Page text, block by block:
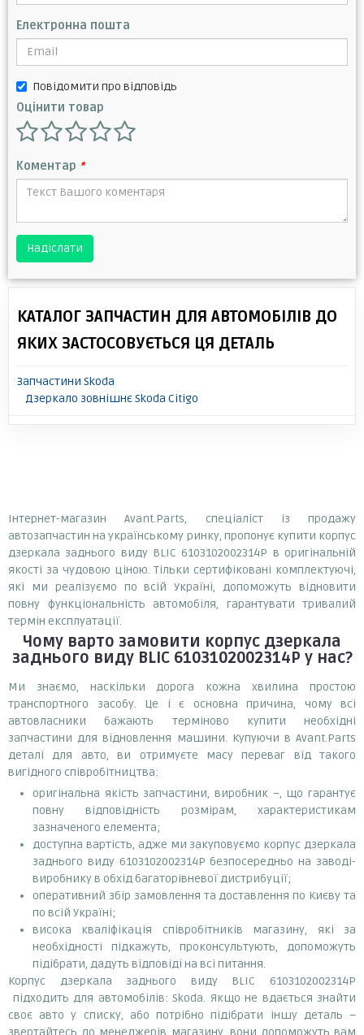
Електронна пошта
Повідомити про відповідь
Оцінити товар
Коментар *
Надіслати
КАТАЛОГ ЗАПЧАСТИН ДЛЯ АВТОМОБІЛІВ ДО
ЯКИХ ЗАСТОСОВУЄТЬСЯ ЦЯ ДЕТАЛЬ
Запчастини Skoda
Дзеркало зовнішнє Skoda Citigo
Інтернет-магазин Avant.Parts, спеціаліст із продажу
автозапчастин на українському ринку, пропонує купити корпус
дзеркала заднього виду BLIC 6103102002314P в оригінальній
якості за чудовою ціною. Тільки сертифіковані комплектуючі,
які ми реалізуємо по всій Україні, допоможуть відновити
повну функціональність автомобіля, гарантувати тривалий
термін експлуатації.
Чому варто замовити корпус дзеркала
заднього виду BLIC 6103102002314P у нас?
Ми знаємо, наскільки дорога кожна хвилина простою
транспортного засобу. Це і є основна причина, чому всі
автовласники бажають терміново купити необхідні
запчастини для відновлення машини. Купуючи в Avant.Parts
деталі для авто, ви отримуєте масу переваг від такого
вигідного співробітництва:
оригінальна якість запчастини, виробник –, що гарантує
повну відповідність розмірам, характеристикам
зазначеного елемента;
доступна вартість, адже ми закуповуємо корпус дзеркала
заднього виду 6103102002314P безпосередньо на заводі-
виробнику в обхід багаторівневої дистрибуції;
оперативний збір замовлення та доставлення по Києву та
по всій Україні;
висока кваліфікація співробітників магазину, які за
необхідності підкажуть, проконсультують, допоможуть
підібрати, дадуть відповіді на всі питання.
Корпус дзеркала заднього виду BLIC 6103102002314P
підходить для автомобілів: Skoda. Якщо не вдається знайти
своє авто у списку, або потрібно підібрати іншу деталь –
звертайтесь до менеджерів магазину, вони допоможуть вам